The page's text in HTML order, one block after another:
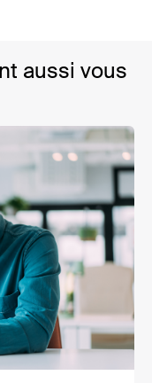
aussi vous